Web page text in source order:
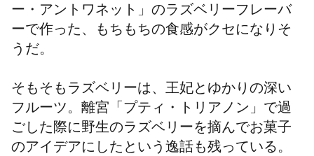
ー・アントワネット」のラズベリーフレーバ
ーで作った、もちもちの食感がクセになりそ
うだ。
そもそもラズベリーは、王妃とゆかりの深い
フルーツ。離宮「プティ・トリアノン」で過
ごした際に野生のラズベリーを摘んでお菓子
のアイデアにしたという逸話も残っている。